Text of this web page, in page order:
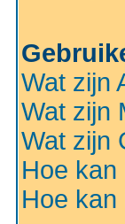
Wat zijn
Wat zijn
Wat zijn
Hoe
Hoe